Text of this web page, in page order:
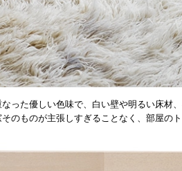
った優しい色味で、白い壁や明るい床
のものが主張しすぎることなく、部屋の